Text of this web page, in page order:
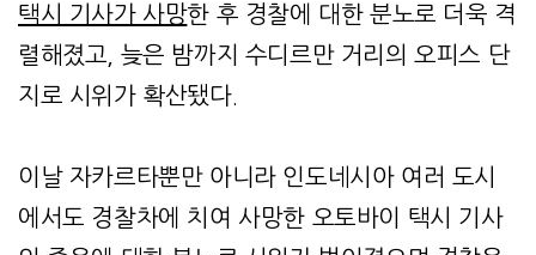
택시 기사가 사망한 후 경찰에 대한 분노로 더욱 격
렬해졌고, 늦은 밤까지 수디르만 거리의 오피스 단
지로 시위가 확산됐다.
이날 자카르타뿐만 아니라 인도네시아 여러 도시
에서도 경찰차에 치여 사망한 오토바이 택시 기사